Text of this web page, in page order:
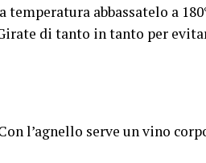
temperatura abbassatelo a
di tanto in tanto per
l’agnello serve un vino